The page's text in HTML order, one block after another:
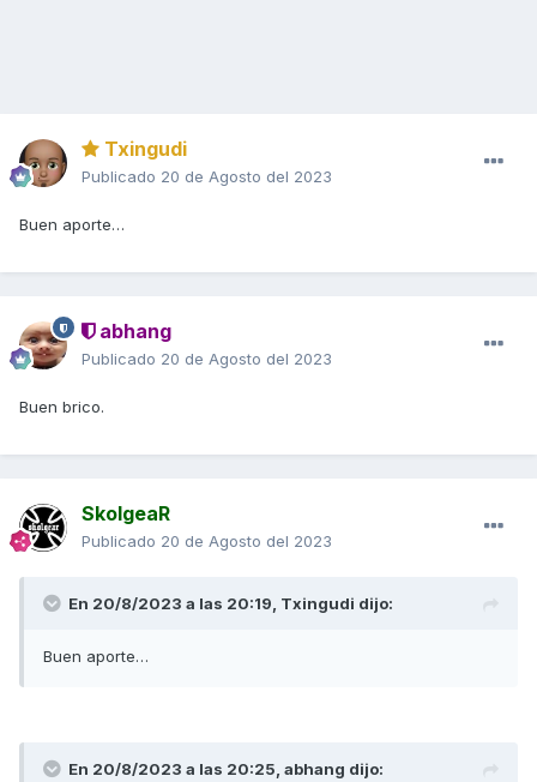
Txingudi
Publicado 20 de Agosto del 2023
Buen aporte…
abhang
Publicado 20 de Agosto del 2023
Buen brico.
SkolgeaR
Publicado 20 de Agosto del 2023
En 20/8/2023 a las 20:19, Txingudi dijo:
Buen aporte…
En 20/8/2023 a las 20:25, abhang dijo: